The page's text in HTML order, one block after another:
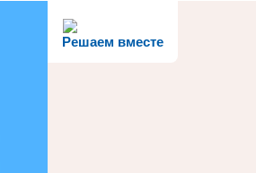
Решаем вместе